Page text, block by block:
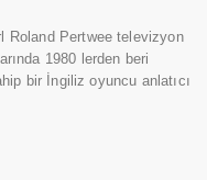
Roland Pertwee televizyon
1980 lerden beri
bir İngiliz oyuncu anlatıcı